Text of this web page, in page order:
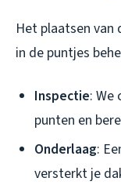
Het plaatsen van
in de puntjes
Inspectie: We
punten en
Onderlaag:
versterkt je